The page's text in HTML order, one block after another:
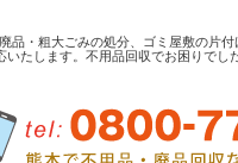
・粗大ごみの処分、ゴミ屋敷の片付
たします。不用品回収でお困りでし